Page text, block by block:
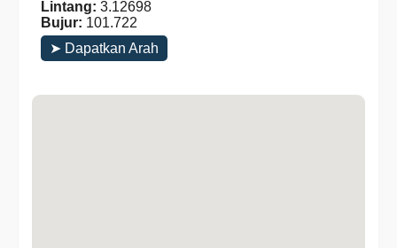
Lintang: 3.12698
Bujur: 101.722
➤ Dapatkan Arah